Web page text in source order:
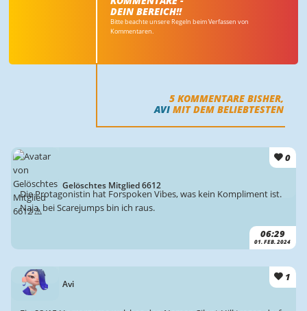
DEIN BEREICH!!
Bitte beachte unsere Regeln beim Verfassen von
Kommentaren.
5 KOMMENTARE BISHER,
AVI MIT DEM BELIEBTESTEN
Gelöschtes Mitglied 6612
0
06:29
01. FEB. 2024
Die Protagonistin hat Forspoken Vibes, was kein Kompliment ist.
Naja, bei Scarejumps bin ich raus.
Avi
1